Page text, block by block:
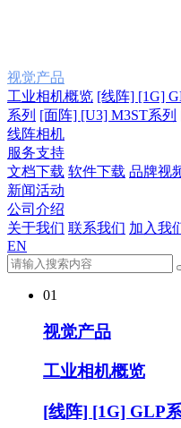
视觉产品
工业相机概览 [线阵] [1G]
系列 [面阵] [U3] M3ST系列
线阵相机
服务支持
文档下载 软件下载 品牌视
新闻活动
公司介绍
关于我们 联系我们 加入我
EN
01
视觉产品
工业相机概览
[线阵] [1G] GLP